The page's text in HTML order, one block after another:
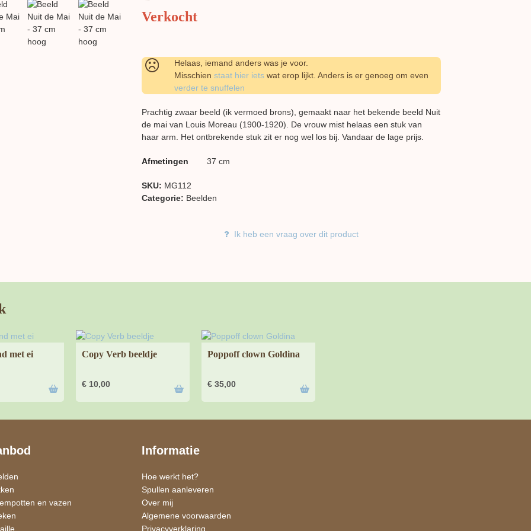
Verkocht
Helaas, iemand anders was je voor.
Misschien staat hier iets wat erop lijkt. Anders is er genoeg om even
verder te snuffelen
Prachtig zwaar beeld (ik vermoed brons), gemaakt naar het bekende beeld Nuit
de mai van Louis Moreau (1900-1920). De vrouw mist helaas een stuk van
haar arm. Het ontbrekende stuk zit er nog wel los bij. Vandaar de lage prijs.
Afmetingen 37 cm
SKU: MG112
Categorie: Beelden
Ik heb een vraag over dit product
met ei Copy Verb beeldje
€ 10,00
Poppoff clown Goldina
€ 35,00
en vazen
Informatie
Hoe werkt het?
Spullen aanleveren
Over mij
Algemene voorwaarden
Privacyverklaring